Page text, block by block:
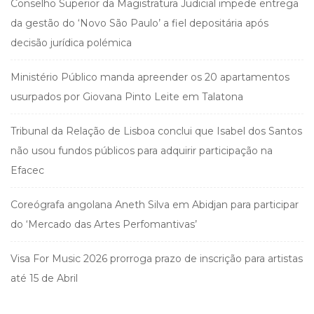
Conselho Superior da Magistratura Judicial impede entrega
da gestão do ‘Novo São Paulo’ a fiel depositária após
decisão jurídica polémica
Ministério Público manda apreender os 20 apartamentos
usurpados por Giovana Pinto Leite em Talatona
Tribunal da Relação de Lisboa conclui que Isabel dos Santos
não usou fundos públicos para adquirir participação na
Efacec
Coreógrafa angolana Aneth Silva em Abidjan para participar
do ‘Mercado das Artes Perfomantivas’
Visa For Music 2026 prorroga prazo de inscrição para artistas
até 15 de Abril